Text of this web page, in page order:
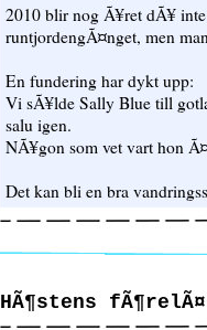
2010 blir nog Ã¥ret dÃ¥
runtjordengÃ¤nget, men
En fundering har dykt upp:
Vi sÃ¥lde Sally Blue till
salu igen.
NÃ¥gon som vet vart hon
Det kan bli en bra
HÃ¶stens